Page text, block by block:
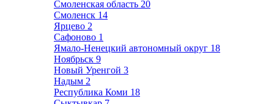
Смоленская область 20
Смоленск 14
Ярцево 2
Сафоново 1
Ямало-Ненецкий автономный округ 18
Ноябрьск 9
Новый Уренгой 3
Надым 2
Республика Коми 18